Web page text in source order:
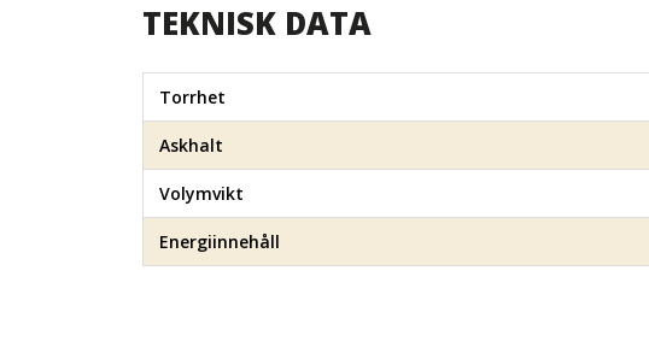
TEKNISK DATA
Torrhet
Askhalt
Volymvikt
Energiinnehåll